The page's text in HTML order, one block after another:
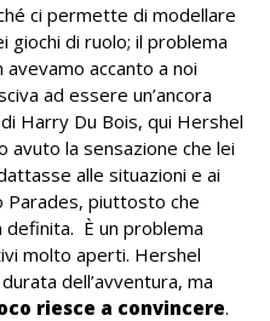
ci permette di modellare
giochi di ruolo; il problema
accanto a noi
ad essere un’ancora
Harry Du Bois, qui Hershel
avuto la sensazione che lei
alle situazioni e ai
Parades, piuttosto che
definita. È un problema
molto aperti. Hershel
dell’avventura, ma
riesce a convincere.